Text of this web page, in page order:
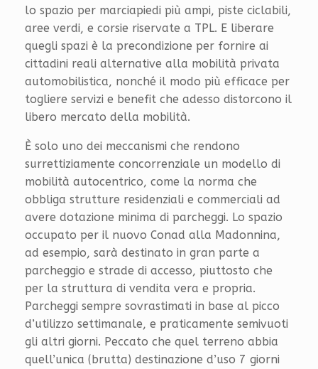
lo spazio per marciapiedi più ampi, piste ciclabili,
aree verdi, e corsie riservate a TPL. E liberare
quegli spazi è la precondizione per fornire ai
cittadini reali alternative alla mobilità privata
automobilistica, nonché il modo più efficace per
togliere servizi e benefit che adesso distorcono il
libero mercato della mobilità.
È solo uno dei meccanismi che rendono
surrettiziamente concorrenziale un modello di
mobilità autocentrico, come la norma che
obbliga strutture residenziali e commerciali ad
avere dotazione minima di parcheggi. Lo spazio
occupato per il nuovo Conad alla Madonnina,
ad esempio, sarà destinato in gran parte a
parcheggio e strade di accesso, piuttosto che
per la struttura di vendita vera e propria.
Parcheggi sempre sovrastimati in base al picco
d’utilizzo settimanale, e praticamente semivuoti
gli altri giorni. Peccato che quel terreno abbia
quell’unica (brutta) destinazione d’uso 7 giorni